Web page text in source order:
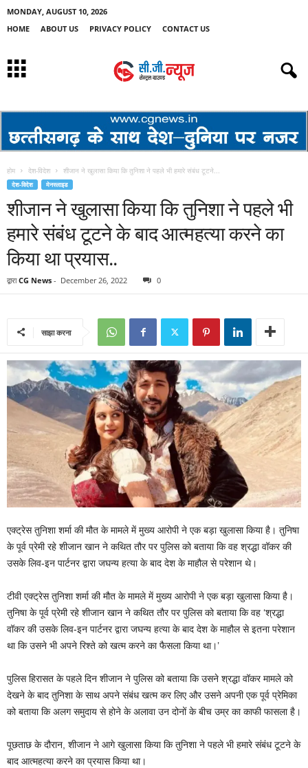
MONDAY, AUGUST 10, 2026
HOME
ABOUT US PRIVACY POLICY CONTACT US
होम देश-विदेश शीजान ने खुलासा किया कि तुनिशा ने पहले भी हमारे संबंध टूटने...
देश-विदेश मेनस्लाइड
शीजान ने खुलासा किया कि तुनिशा ने पहले भी
हमारे संबंध टूटने के बाद आत्महत्या करने का
किया था प्रयास..
द्वारा CG News - December 26, 2022 0
साझा करना
एक्ट्रेस तुनिशा शर्मा की मौत के मामले में मुख्य आरोपी ने एक बड़ा खुलासा किया है। तुनिषा
के पूर्व प्रेमी रहे शीजान खान ने कथित तौर पर पुलिस को बताया कि वह श्रद्धा वॉकर की
उसके लिव-इन पार्टनर द्वारा जघन्य हत्या के बाद देश के माहौल से परेशान थे।
टीवी एक्ट्रेस तुनिशा शर्मा की मौत के मामले में मुख्य आरोपी ने एक बड़ा खुलासा किया है।
तुनिषा के पूर्व प्रेमी रहे शीजान खान ने कथित तौर पर पुलिस को बताया कि वह ‘श्रद्धा
वॉकर की उसके लिव-इन पार्टनर द्वारा जघन्य हत्या के बाद देश के माहौल से इतना परेशान
था कि उसने भी अपने रिश्ते को खत्म करने का फैसला किया था।’
पुलिस हिरासत के पहले दिन शीजान ने पुलिस को बताया कि उसने श्रद्धा वॉकर मामले को
देखने के बाद तुनिशा के साथ अपने संबंध खत्म कर लिए और उसने अपनी एक पूर्व प्रेमिका
को बताया कि अलग समुदाय से होने के अलावा उन दोनों के बीच उम्र का काफी फासला है।
पूछताछ के दौरान, शीजान ने आगे खुलासा किया कि तुनिशा ने पहले भी हमारे संबंध टूटने के
बाद आत्महत्या करने का प्रयास किया था।